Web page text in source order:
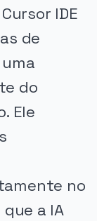
IDE
de
do
Ele
no
a IA